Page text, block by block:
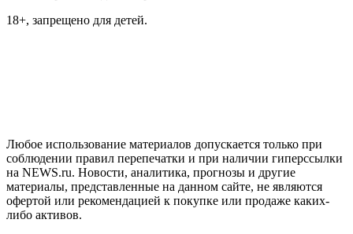
18+, запрещено для детей.
Любое использование материалов допускается только при
соблюдении правил перепечатки и при наличии гиперссылки
на NEWS.ru. Новости, аналитика, прогнозы и другие
материалы, представленные на данном сайте, не являются
офертой или рекомендацией к покупке или продаже каких-
либо активов.